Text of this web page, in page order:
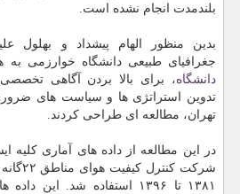
بلندمدت انجام نشده است.
بدین منظور الهام پیشداد و بهلول
جغرافیای طبیعی دانشگاه خوارزمی به
دانشگاه، برای بالا بردن آگاهی
تدوین استراتژی ها و سیاست های
تهران، مطالعه ای طراحی کردند.
در این مطالعه از داده های آماری کلیه
شرکت
۱۳۸۱ تا ۱۳۹۶ استفاده شد.